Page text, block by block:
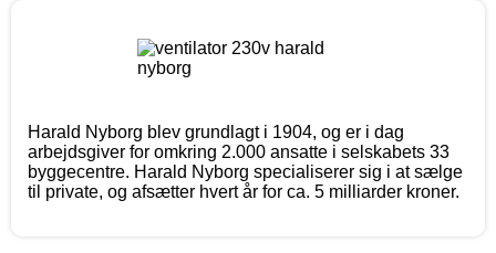
Harald Nyborg blev grundlagt i 1904, og er i dag
arbejdsgiver for omkring 2.000 ansatte i selskabets 33
byggecentre. Harald Nyborg specialiserer sig i at sælge
til private, og afsætter hvert år for ca. 5 milliarder kroner.